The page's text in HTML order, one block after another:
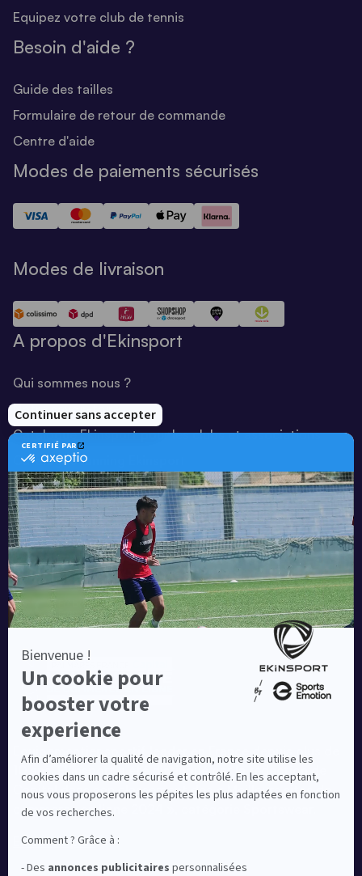
Equipez votre club de tennis
Besoin d'aide ?
Guide des tailles
Formulaire de retour de commande
Centre d'aide
Modes de paiements sécurisés
Modes de livraison
A propos d'Ekinsport
Qui sommes nous ?
Notre savoir-faire
Catalogue Ekinsport pour les clubs et associations
Catalogue running Ekinsport
Blog
Une société de :
Equipementier sportif leader en France depuis plus de
10 ans, Ekinsport a été distingué par la rédaction de
Capital dans son classement des « Meilleurs sites de
commerce en ligne 2024 », catégorie Sportswear.
En savoir plus